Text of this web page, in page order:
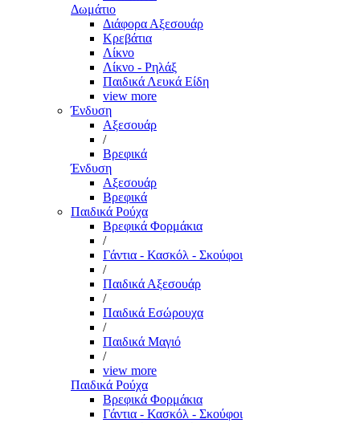
Δωμάτιο
Διάφορα Αξεσουάρ
Κρεβάτια
Λίκνο
Λίκνο - Ρηλάξ
Παιδικά Λευκά Είδη
view more
Ένδυση
Αξεσουάρ
/
Βρεφικά
Ένδυση
Αξεσουάρ
Βρεφικά
Παιδικά Ρούχα
Βρεφικά Φορμάκια
/
Γάντια - Κασκόλ - Σκούφοι
/
Παιδικά Αξεσουάρ
/
Παιδικά Εσώρουχα
/
Παιδικά Μαγιό
/
view more
Παιδικά Ρούχα
Βρεφικά Φορμάκια
Γάντια - Κασκόλ - Σκούφοι